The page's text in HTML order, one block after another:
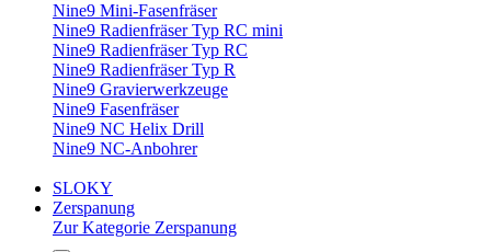
Nine9 Mini-Fasenfräser
Nine9 Radienfräser Typ RC mini
Nine9 Radienfräser Typ RC
Nine9 Radienfräser Typ R
Nine9 Gravierwerkzeuge
Nine9 Fasenfräser
Nine9 NC Helix Drill
Nine9 NC-Anbohrer
SLOKY
Zerspanung
Zur Kategorie Zerspanung